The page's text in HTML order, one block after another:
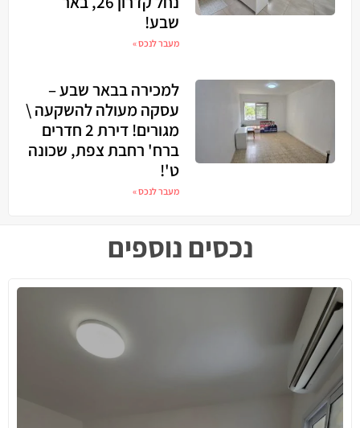
שבע!
מעבר לנכס »
למכירה בבאר שבע –
עסקה מעולה להשקעה \
מגורים! דירת 2 חדרים
ברח' רחבת צפת, שכונה
ט'!
מעבר לנכס »
נכסים נוספים